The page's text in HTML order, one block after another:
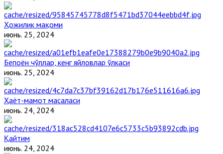
Ҳожилик мақоми
июнь. 25, 2024
Бепоён чўллар, кенг яйловлар ўлкаси
июнь. 25, 2024
Ҳаёт-мамот масаласи
июнь. 24, 2024
Қайтим
июнь. 24, 2024